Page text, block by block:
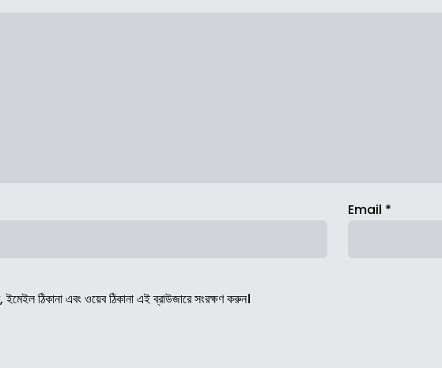
Email *
ঠিকানা এবং ওয়েব ঠিকানা এই ব্রাউজারে সংরক্ষণ করুন।